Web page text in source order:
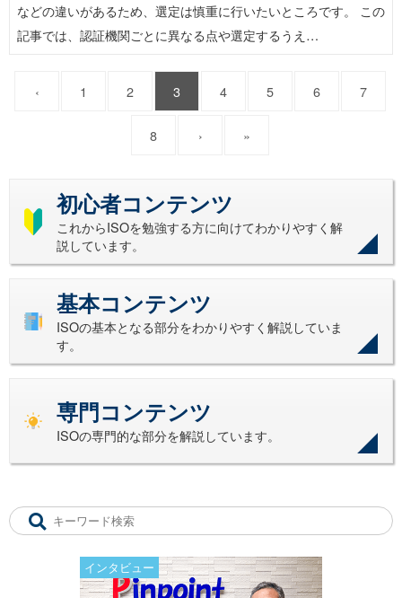
などの違いがあるため、選定は慎重に行いたいところです。 この
記事では、認証機関ごとに異なる点や選定するうえ…
‹ 1 2 3 4 5 6 7
8 › »
初心者コンテンツ
これからISOを勉強する方に向けてわかりやすく解
説しています。
基本コンテンツ
ISOの基本となる部分をわかりやすく解説していま
す。
専門コンテンツ
ISOの専門的な部分を解説しています。
インタビュー